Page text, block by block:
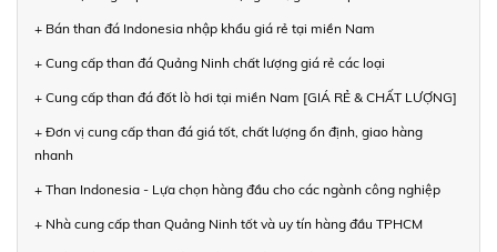
+ Bán than đá Indonesia nhập khẩu giá rẻ tại miền Nam
+ Cung cấp than đá Quảng Ninh chất lượng giá rẻ các loại
+ Cung cấp than đá đốt lò hơi tại miền Nam [GIÁ RẺ & CHẤT LƯỢNG]
+ Đơn vị cung cấp than đá giá tốt, chất lượng ổn định, giao hàng
nhanh
+ Than Indonesia - Lựa chọn hàng đầu cho các ngành công nghiệp
+ Nhà cung cấp than Quảng Ninh tốt và uy tín hàng đầu TPHCM